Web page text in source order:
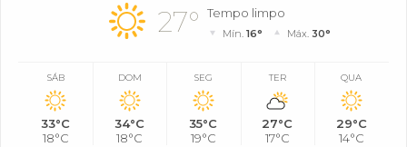
27° Tempo limpo
Mín.16° Máx. 30°
SÁB
33°C
18°C
DOM
34°C
18°C
SEG
35°C
19°C
TER
27°C
17°C
QUA
29°C
14°C